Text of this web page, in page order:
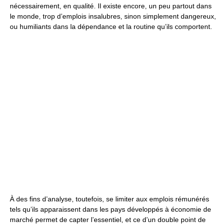
nécessairement, en qualité. Il existe encore, un peu partout dans
le monde, trop d’emplois insalubres, sinon simplement dangereux,
ou humiliants dans la dépendance et la routine qu’ils comportent.
À des fins d’analyse, toutefois, se limiter aux emplois rémunérés
tels qu’ils apparaissent dans les pays développés à économie de
marché permet de capter l’essentiel, et ce d’un double point de